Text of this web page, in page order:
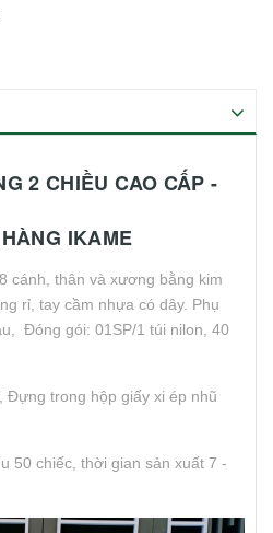
2 CHIỀU CAO CẤP -
IKAME
cánh, thân và xương bằng kim
rỉ, tay cầm nhựa có dây. Phụ
Đóng gói: 01SP/1 túi nilon, 40
Đựng trong hộp giấy xi ép nhũ
50 chiếc, thời gian sản xuất 7 -